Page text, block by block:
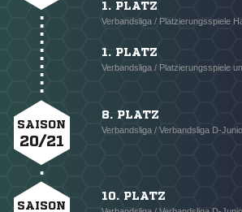
1. PLATZ
Verbandsliga / Platzierungsspiele
1. PLATZ
Verbandsliga / Platzierungsspiele
SAISON
20/21
8. PLATZ
Verbandsliga / Verbandsliga D-
SAISON
10. PLATZ